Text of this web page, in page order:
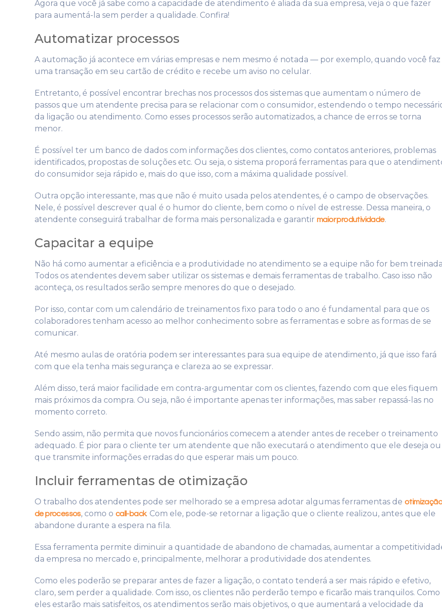
Agora que você já sabe como a capacidade de atendimento é aliada da sua empresa, veja o que fazer
para aumentá-la sem perder a qualidade. Confira!
Automatizar processos
A automação já acontece em várias empresas e nem mesmo é notada — por exemplo, quando você faz
uma transação em seu cartão de crédito e recebe um aviso no celular.
Entretanto, é possível encontrar brechas nos processos dos sistemas que aumentam o número de
passos que um atendente precisa para se relacionar com o consumidor, estendendo o tempo
da ligação ou atendimento. Como esses processos serão automatizados, a chance de erros se torna
menor.
É possível ter um banco de dados com informações dos clientes, como contatos anteriores, problemas
identificados, propostas de soluções etc. Ou seja, o sistema proporá ferramentas para que o
do consumidor seja rápido e, mais do que isso, com a máxima qualidade possível.
Outra opção interessante, mas que não é muito usada pelos atendentes, é o campo de observações.
Nele, é possível descrever qual é o humor do cliente, bem como o nível de estresse. Dessa maneira, o
atendente conseguirá trabalhar de forma mais personalizada e garantir maior produtividade.
Capacitar a equipe
Não há como aumentar a eficiência e a produtividade no atendimento se a equipe não for bem
Todos os atendentes devem saber utilizar os sistemas e demais ferramentas de trabalho. Caso isso não
aconteça, os resultados serão sempre menores do que o desejado.
Por isso, contar com um calendário de treinamentos fixo para todo o ano é fundamental para que os
colaboradores tenham acesso ao melhor conhecimento sobre as ferramentas e sobre as formas de se
comunicar.
Até mesmo aulas de oratória podem ser interessantes para sua equipe de atendimento, já que isso fará
com que ela tenha mais segurança e clareza ao se expressar.
Além disso, terá maior facilidade em contra-argumentar com os clientes, fazendo com que eles fiquem
mais próximos da compra. Ou seja, não é importante apenas ter informações, mas saber repassá-las no
momento correto.
Sendo assim, não permita que novos funcionários comecem a atender antes de receber o treinamento
adequado. É pior para o cliente ter um atendente que não executará o atendimento que ele deseja ou
que transmite informações erradas do que esperar mais um pouco.
Incluir ferramentas de otimização
O trabalho dos atendentes pode ser melhorado se a empresa adotar algumas ferramentas de
de processos, como o call-back. Com ele, pode-se retornar a ligação que o cliente realizou, antes que ele
abandone durante a espera na fila.
Essa ferramenta permite diminuir a quantidade de abandono de chamadas, aumentar a
da empresa no mercado e, principalmente, melhorar a produtividade dos atendentes.
Como eles poderão se preparar antes de fazer a ligação, o contato tenderá a ser mais rápido e efetivo,
claro, sem perder a qualidade. Com isso, os clientes não perderão tempo e ficarão mais tranquilos. Como
eles estarão mais satisfeitos, os atendimentos serão mais objetivos, o que aumentará a velocidade da